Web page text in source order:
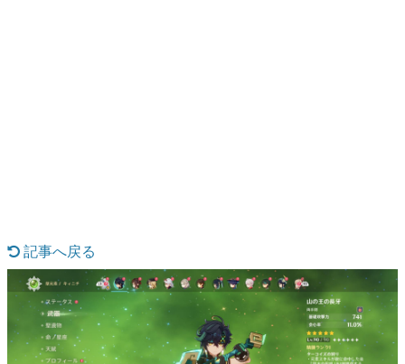
なんでゲームは面白い？
ゲーム開発者・hamatsu氏がゲームの魅力を画面や操作の
具体的な形から解き明かしていく、硬派で骨太な評論連載
です。
記事へ戻る